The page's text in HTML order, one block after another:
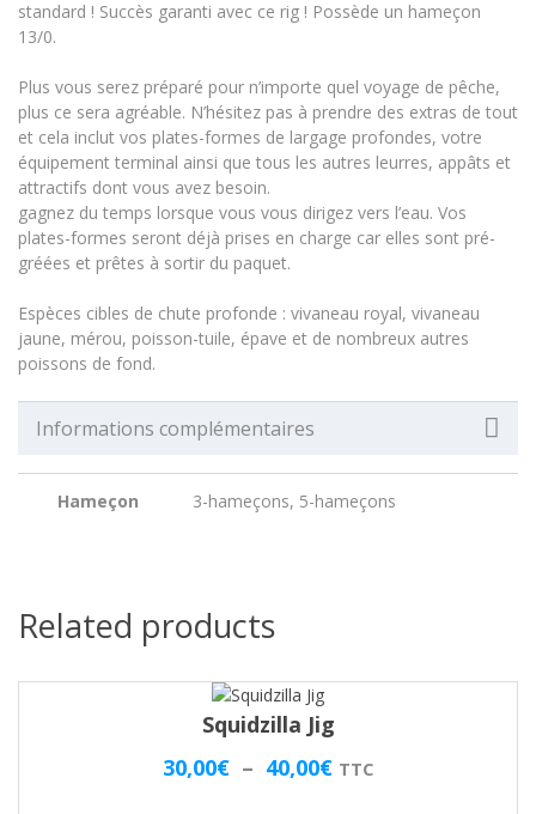
standard ! Succès garanti avec ce rig ! Possède un hameçon
13/0.
Plus vous serez préparé pour n’importe quel voyage de pêche,
plus ce sera agréable. N’hésitez pas à prendre des extras de tout
et cela inclut vos plates-formes de largage profondes, votre
équipement terminal ainsi que tous les autres leurres, appâts et
attractifs dont vous avez besoin.
gagnez du temps lorsque vous vous dirigez vers l’eau. Vos
plates-formes seront déjà prises en charge car elles sont pré-
gréées et prêtes à sortir du paquet.
Espèces cibles de chute profonde : vivaneau royal, vivaneau
jaune, mérou, poisson-tuile, épave et de nombreux autres
poissons de fond.
Informations complémentaires
Hameçon 3-hameçons, 5-hameçons
Related products
Squidzilla Jig
30,00€ – 40,00€Plage
TTC